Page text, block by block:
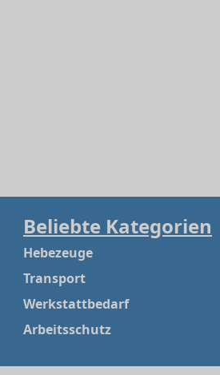
Beliebte Kategorien
Hebezeuge
Transport
Werkstattbedarf
Arbeitsschutz